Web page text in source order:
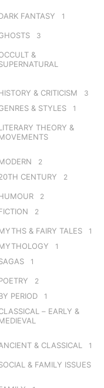
FANTASY 1
3
&
& CRITICISM 3
& STYLES 1
THEORY &
2
CENTURY 2
2
2
& FAIRY TALES 1
1
1
2
PERIOD 1
– EARLY &
& CLASSICAL 1
& FAMILY ISSUES